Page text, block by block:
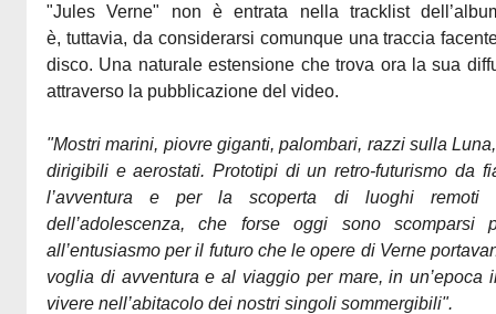
"Jules Verne" non è entrata nella tracklist
è, tuttavia, da considerarsi comunque una traccia
disco. Una naturale estensione che trova ora la sua
attraverso la pubblicazione del video.
"Mostri marini, piovre giganti, palombari, razzi sulla
dirigibili e aerostati. Prototipi di un retro-futurismo da
l’avventura e per la scoperta di luoghi remoti
dell’adolescenza, che forse oggi sono scomparsi
all’entusiasmo per il futuro che le opere di Verne
voglia di avventura e al viaggio per mare, in un’epoca
vivere nell’abitacolo dei nostri singoli sommergibili".